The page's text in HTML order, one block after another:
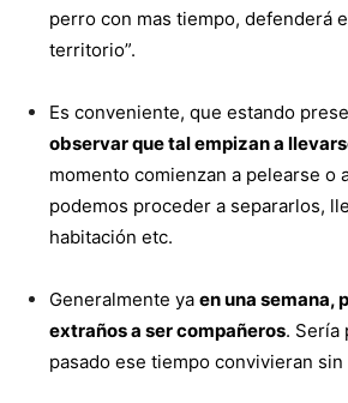
perro con mas tiempo, defenderá
territorio”.
Es conveniente, que estando
observar que tal empizan a
momento comienzan a pelearse o
podemos proceder a separarlos,
habitación etc.
Generalmente ya en una semana,
extraños a ser compañeros. Sería
pasado ese tiempo convivieran